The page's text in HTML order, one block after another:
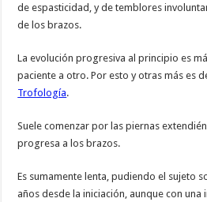
de espasticidad, y de temblores
de los brazos.
La evolución progresiva al principio es
paciente a otro. Por esto y otras más es
Trofología.
Suele comenzar por las piernas
progresa a los brazos.
Es sumamente lenta, pudiendo el sujeto
años desde la iniciación, aunque con